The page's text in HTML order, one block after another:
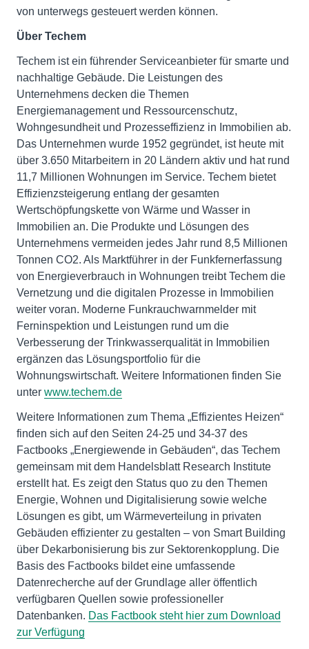
von unterwegs gesteuert werden können.
Über Techem
Techem ist ein führender Serviceanbieter für smarte und
nachhaltige Gebäude. Die Leistungen des
Unternehmens decken die Themen
Energiemanagement und Ressourcenschutz,
Wohngesundheit und Prozesseffizienz in Immobilien ab.
Das Unternehmen wurde 1952 gegründet, ist heute mit
über 3.650 Mitarbeitern in 20 Ländern aktiv und hat rund
11,7 Millionen Wohnungen im Service. Techem bietet
Effizienzsteigerung entlang der gesamten
Wertschöpfungskette von Wärme und Wasser in
Immobilien an. Die Produkte und Lösungen des
Unternehmens vermeiden jedes Jahr rund 8,5 Millionen
Tonnen CO2. Als Marktführer in der Funkfernerfassung
von Energieverbrauch in Wohnungen treibt Techem die
Vernetzung und die digitalen Prozesse in Immobilien
weiter voran. Moderne Funkrauchwarnmelder mit
Ferninspektion und Leistungen rund um die
Verbesserung der Trinkwasserqualität in Immobilien
ergänzen das Lösungsportfolio für die
Wohnungswirtschaft. Weitere Informationen finden Sie
unter www.techem.de
Weitere Informationen zum Thema „Effizientes Heizen“
finden sich auf den Seiten 24-25 und 34-37 des
Factbooks „Energiewende in Gebäuden“, das Techem
gemeinsam mit dem Handelsblatt Research Institute
erstellt hat. Es zeigt den Status quo zu den Themen
Energie, Wohnen und Digitalisierung sowie welche
Lösungen es gibt, um Wärmeverteilung in privaten
Gebäuden effizienter zu gestalten – von Smart Building
über Dekarbonisierung bis zur Sektorenkopplung. Die
Basis des Factbooks bildet eine umfassende
Datenrecherche auf der Grundlage aller öffentlich
verfügbaren Quellen sowie professioneller
Datenbanken. Das Factbook steht hier zum Download
zur Verfügung